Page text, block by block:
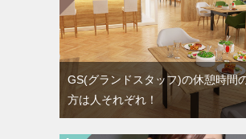
GS(グランドスタッフ)の休憩時間
方は人それぞれ！